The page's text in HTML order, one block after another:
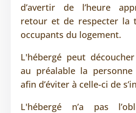
d’avertir de l’heure
retour et de respecter la
occupants du logement.
L'hébergé peut
au préalable la personne
afin d’éviter à celle-ci de
L'hébergé n’a pas